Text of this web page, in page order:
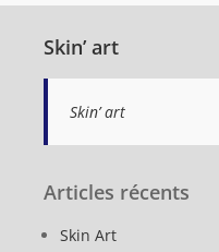
Skin’ art
Skin’ art
Articles récents
Skin Art